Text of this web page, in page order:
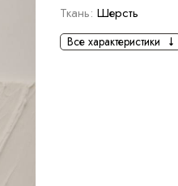
Ткань: Шерсть
Все характеристики